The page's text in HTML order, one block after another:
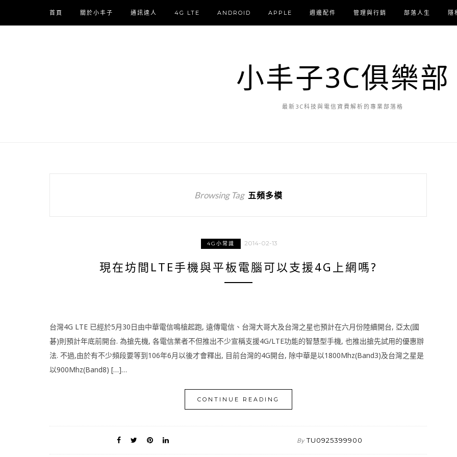
首頁 關於小丰子 通訊達人 4G LTE ANDROID APPLE 週邊配件 管理與行銷 部落人生 隱
小丰子3C俱樂部
最新3C科技與電信資費解析的專業部落格
Browsing Tag 五頻多模
4G小常識 2014-02-13
現在坊間LTE手機與平板電腦可以支援4G上網嗎?
台灣4G LTE 已經於5月30日由中華電信鳴槍起跑, 遠傳電信、台灣大哥大及台灣之星也預計在六月份陸續開台, 亞太(國
碁)則預計年底前開台. 為搶先機, 各電信業者不但推出不少宣稱支援4G/LTE功能的智慧型手機, 也推出搶先試用的優惠辦
法. 不過,由於有不少頻段要等到106年6月以後才會釋出, 目前台灣的4G開台, 除中華是以1800Mhz(Band3)及台灣之星是
以900Mhz(Band8) […]…
CONTINUE READING
By TU0925399900